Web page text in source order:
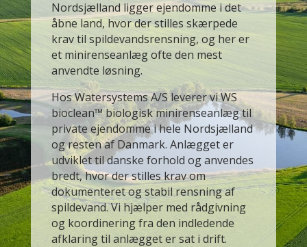
Nordsjælland ligger ejendomme i det
åbne land, hvor der stilles skærpede
krav til spildevandsrensning, og her er
et minirenseanlæg ofte den mest
anvendte løsning.
Hos Watersystems A/S leverer vi WS
bioclean™ biologisk minirenseanlæg til
private ejendomme i hele Nordsjælland
og resten af Danmark. Anlægget er
udviklet til danske forhold og anvendes
bredt, hvor der stilles krav om
dokumenteret og stabil rensning af
spildevand. Vi hjælper med rådgivning
og koordinering fra den indledende
afklaring til anlægget er sat i drift.